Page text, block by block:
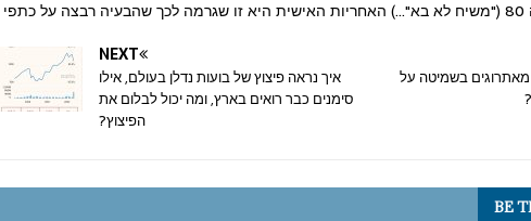
רע. גם במשבר הבנקים בשנות ה 80 ("משיח לא בא"…) האחריות האישית היא זו שגרמה לכך שהבעיה רבצה על כתפי
בשמיטה על
NEXT
איך נראה פיצוץ של בועות נדלן בעולם, אילו
סימנים כבר רואים בארץ, ומה יכול לבלום את
הפיצוץ?
BE